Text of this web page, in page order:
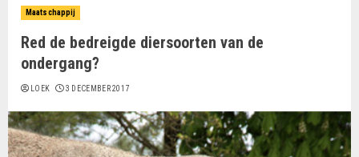
Maatschappij
Red de bedreigde diersoorten van de
ondergang?
LOEK 3 DECEMBER 2017